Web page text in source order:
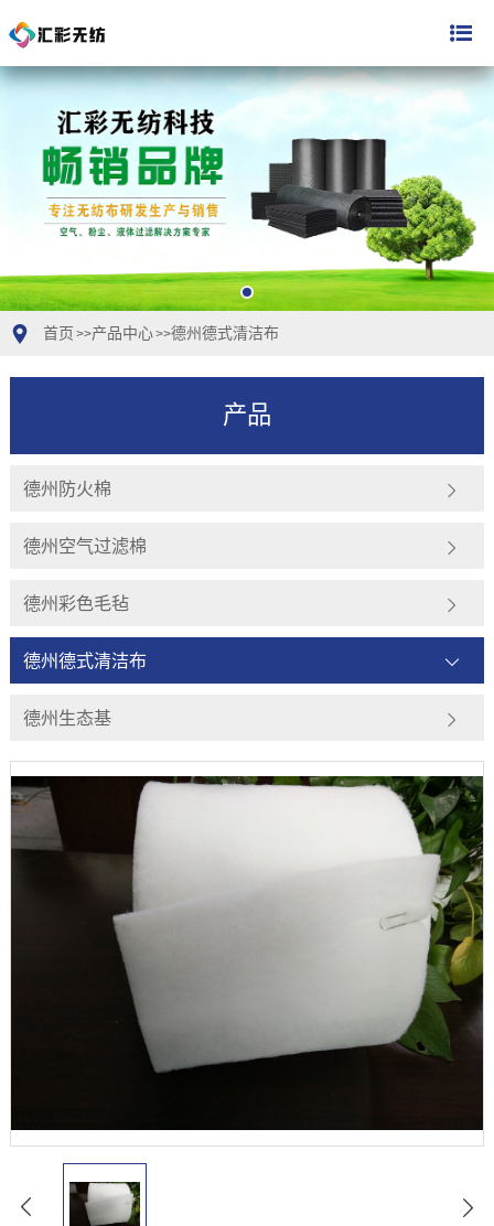
首页 >>产品中心>>德州德式清洁布
产品
德州防火棉
德州空气过滤棉
德州彩色毛毡
德州德式清洁布
德州生态基